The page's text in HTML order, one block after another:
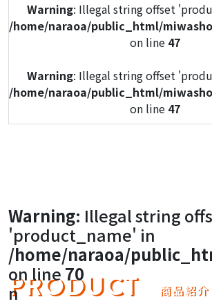
PRODUCT 商品紹介
Warning: Illegal string offset
/home/naraoa/public_html/
on line 47
Warning: Illegal string offset
/home/naraoa/public_html/
on line 47
Warning
: Illegal string offset
/home/naraoa/public_html/
on line
Warning: Illegal string offset
/home/naraoa/public_html/
Warning: Illegal string
'product_name' in
/home/naraoa/
on line70
n